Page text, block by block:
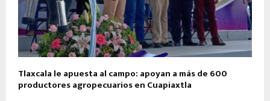
Tlaxcala le apuesta al campo: apoyan a más de 600
productores agropecuarios en Cuapiaxtla